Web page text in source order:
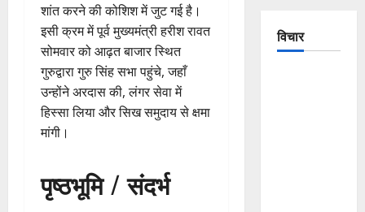
शांत करने की कोशिश में जुट गई है।
इसी क्रम में पूर्व मुख्यमंत्री हरीश रावत
सोमवार को आढ़त बाजार स्थित
गुरुद्वारा गुरु सिंह सभा पहुंचे, जहाँ
उन्होंने अरदास की, लंगर सेवा में
हिस्सा लिया और सिख समुदाय से क्षमा
मांगी।
पृष्ठभूमि / संदर्भ
विचार